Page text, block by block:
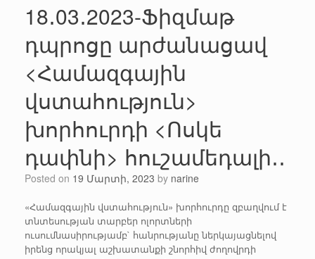
18․03․2023-Ֆիզմաթ
դպրոցը արժանացավ
<Համազգային
վստահություն>
խորհուրդի <Ոսկե
դափնի> հուշամեդալի․․
Posted on 19 Մարտի, 2023 by narine
«Համազգային վստահություն» խորհուրդը զբաղվում է
տնտեսության տարբեր ոլորտների
ուսումնասիրությամբ` հանրությանը ներկայացնելով
իրենց որակյալ աշխատանքի շնորհիվ ժողովրդի